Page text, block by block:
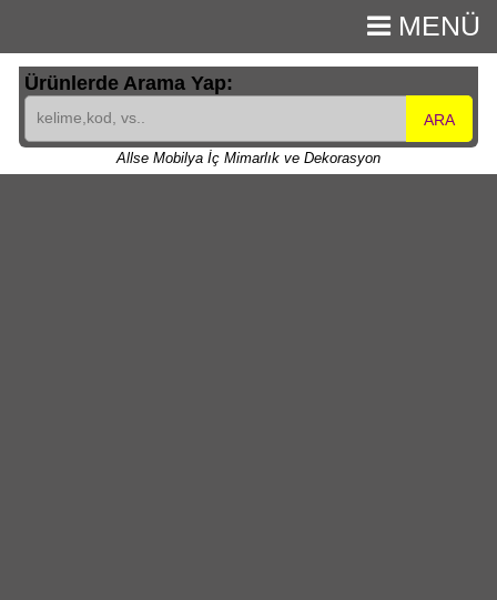
MENÜ
Ürünlerde Arama Yap:
ARA
Allse Mobilya İç Mimarlık ve Dekorasyon